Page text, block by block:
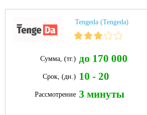
Tengeda (Tengeda)
Сумма, (тг.) до 170 000
Срок, (дн.) 10 - 20
Рассмотрение 3 минуты